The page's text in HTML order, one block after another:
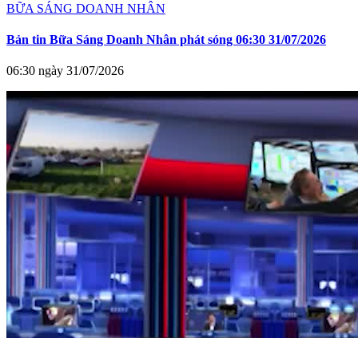
BỮA SÁNG DOANH NHÂN
Bản tin Bữa Sáng Doanh Nhân phát sóng 06:30 31/07/2026
06:30 ngày 31/07/2026